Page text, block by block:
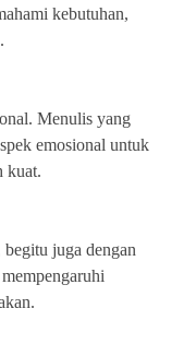
kebutuhan,
Menulis yang
emosional untuk
kuat.
begitu juga dengan